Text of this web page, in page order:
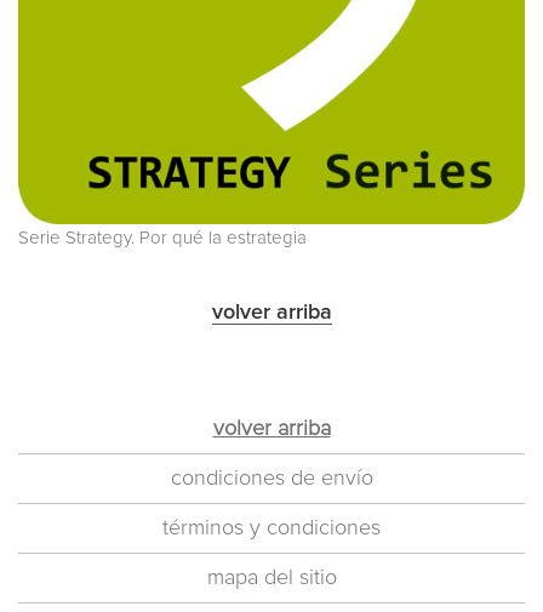
Serie Strategy. Por qué la estrategia
volver arriba
volver arriba
condiciones de envío
términos y condiciones
mapa del sitio